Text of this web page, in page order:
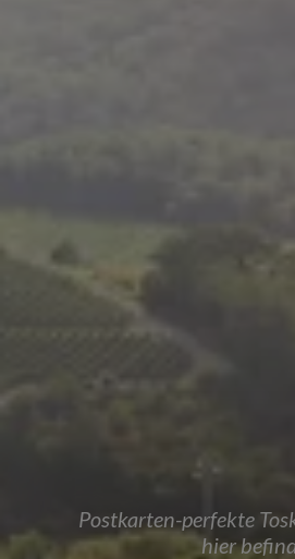
Postkarten-perfekte
hier